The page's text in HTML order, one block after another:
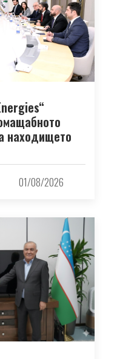
находището
01/08/2026